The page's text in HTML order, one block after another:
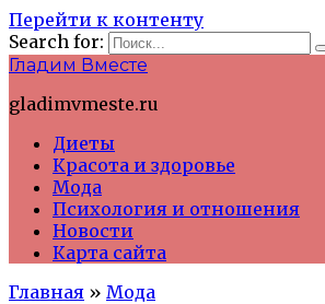
Перейти к контенту
Search for:
Гладим Вместе
gladimvmeste.ru
Диеты
Красота и здоровье
Мода
Психология и отношения
Новости
Карта сайта
Главная » Мода